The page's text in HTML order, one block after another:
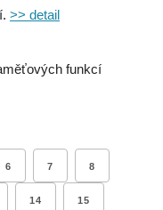
>> detail
funkcí
6 7 8
14 15